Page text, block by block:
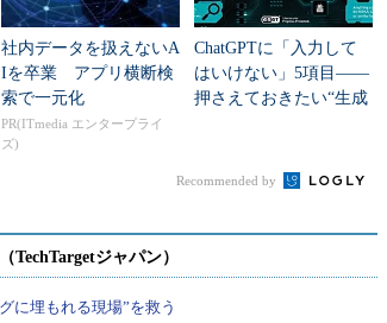
社内データを扱えないA
Iを卒業 アプリ横断検
索で一元化
PR(ITmedia エンタープライ
ズ)
ChatGPTに「入力して
はいけない」5項目――
押さえておきたい“生成
Recommended by